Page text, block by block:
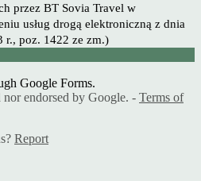
przez BT Sovia Travel w
usług drogą elektroniczną z dnia
r., poz. 1422 ze zm.)
Google Forms.
nor endorsed by Google. - Terms of
Report